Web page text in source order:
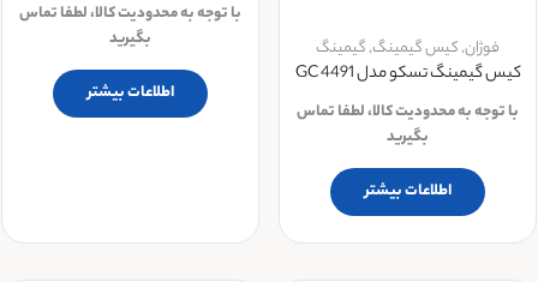
فوژان,کیس گیمینگ,گیمینگ
کیس گیمینگ تسکو مدل GC 4491
با توجه به محدودیت کالا، لطفا تماس
بگیرید
اطلاعات بیشتر
با توجه به محدودیت کالا، لطفا تماس
بگیرید
اطلاعات بیشتر